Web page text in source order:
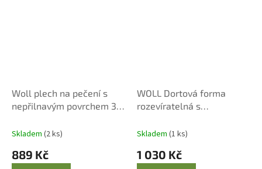
Woll plech na pečení s
nepřilnavým povrchem 33
Skladem (2 ks)
889 Kč
WOLL Dortová forma
rozevíratelná s
26 cm černá
Skladem (1 ks)
1 030 Kč